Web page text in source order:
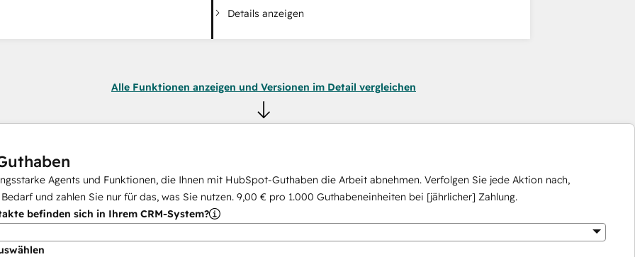
Details anzeigen
Alle Funktionen anzeigen und Versionen im Detail vergleichen
Agents und Funktionen, die Ihnen mit HubSpot-Guthaben die Arbeit abnehmen. Verfolgen Sie jede Aktion nach,
und zahlen Sie nur für das, was Sie nutzen. 9,00 € pro 1.000 Guthabeneinheiten bei [jährlicher] Zahlung.
befinden sich in Ihrem CRM-System?